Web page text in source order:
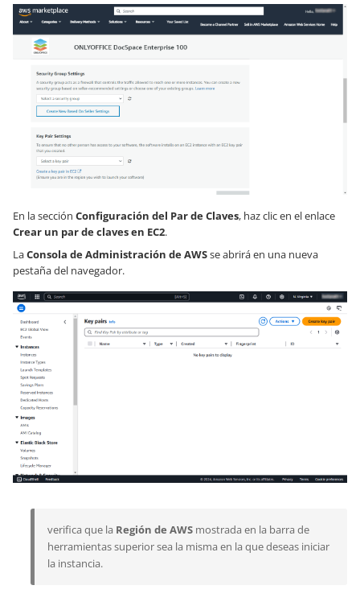
En la sección Configuración del Par de Claves, haz clic en el enlace
Crear un par de claves en EC2.
LaConsola de Administración de AWSse abrirá en una nueva
pestaña del navegador.
verifica que la Región de AWS mostrada en la barra de
herramientas superior sea la misma en la que deseas iniciar
la instancia.